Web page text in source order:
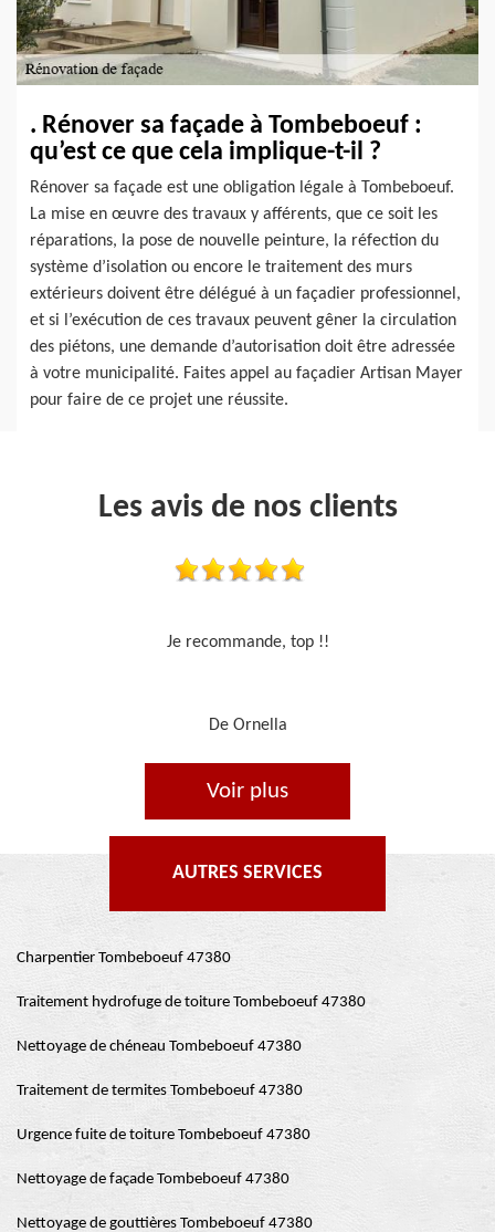
. Rénover sa façade à Tombeboeuf :
qu’est ce que cela implique-t-il ?
Rénover sa façade est une obligation légale à Tombeboeuf.
La mise en œuvre des travaux y afférents, que ce soit les
réparations, la pose de nouvelle peinture, la réfection du
système d’isolation ou encore le traitement des murs
extérieurs doivent être délégué à un façadier professionnel,
et si l’exécution de ces travaux peuvent gêner la circulation
des piétons, une demande d’autorisation doit être adressée
à votre municipalité. Faites appel au façadier Artisan Mayer
pour faire de ce projet une réussite.
Les avis de nos clients
Travail sérieux
De Je cours je peins
Voir plus
AUTRES SERVICES
Charpentier Tombeboeuf 47380
Traitement hydrofuge de toiture Tombeboeuf 47380
Nettoyage de chéneau Tombeboeuf 47380
Traitement de termites Tombeboeuf 47380
Urgence fuite de toiture Tombeboeuf 47380
Nettoyage de façade Tombeboeuf 47380
Nettoyage de gouttières Tombeboeuf 47380